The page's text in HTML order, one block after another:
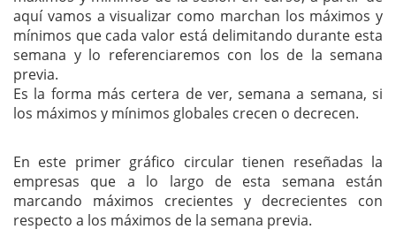
aquí vamos a visualizar como marchan los máximos y
mínimos que cada valor está delimitando durante esta
semana y lo referenciaremos con los de la semana
previa.
Es la forma más certera de ver, semana a semana, si
los máximos y mínimos globales crecen o decrecen.
En este primer gráfico circular tienen reseñadas la
empresas que a lo largo de esta semana están
marcando máximos crecientes y decrecientes con
respecto a los máximos de la semana previa.